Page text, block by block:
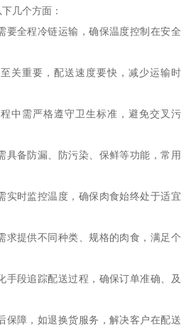
几个方面：
要全程冷链运输，确保温度控制在安全
关重要，配送速度要快，减少运输时
中需严格遵守卫生标准，避免交叉污
具备防漏、防污染、保鲜等功能，常用
实时监控温度，确保肉食始终处于适宜
求提供不同种类、规格的肉食，满足个
手段追踪配送过程，确保订单准确、及
保障，如退换货服务，解决客户在配送